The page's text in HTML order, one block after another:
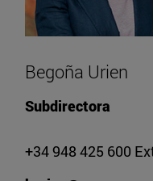
Begoña Urien
Subdirectora
+34 948 425 600